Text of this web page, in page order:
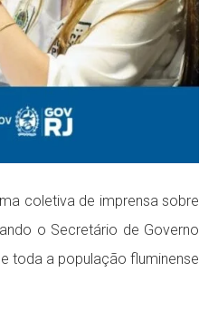
coletiva de imprensa sobre
o Secretário de Governo
toda a população fluminense